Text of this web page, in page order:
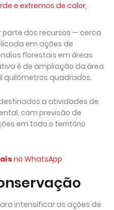
e extremos de calor,
dos recursos — cerca
em ações de
florestais em áreas
é de ampliação da área
quilômetros quadrados.
destinados a atividades de
com previsão de
em todo o território
no WhatsApp
intensificar as ações de